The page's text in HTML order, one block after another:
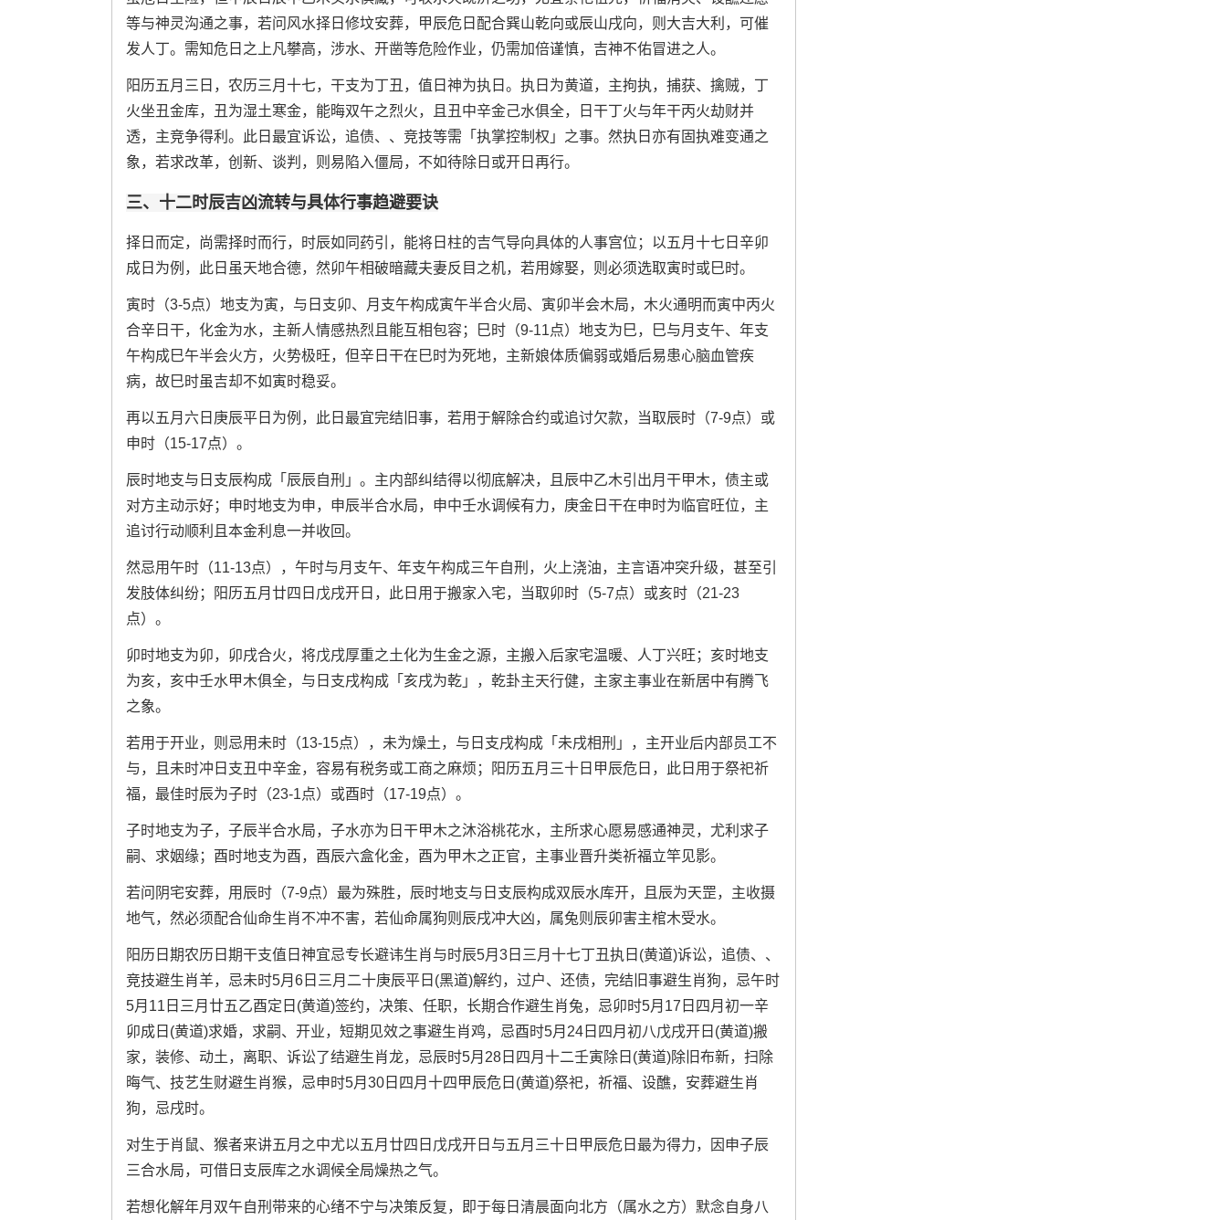
等与神灵沟通之事，若问风水择日修坟安葬，甲辰危日配合巽山乾向或辰山戌向，则大吉大利，可催
发人丁。需知危日之上凡攀高，涉水、开凿等危险作业，仍需加倍谨慎，吉神不佑冒进之人。
阳历五月三日，农历三月十七，干支为丁丑，值日神为执日。执日为黄道，主拘执，捕获、擒贼，丁
火坐丑金库，丑为湿土寒金，能晦双午之烈火，且丑中辛金己水俱全，日干丁火与年干丙火劫财并
透，主竞争得利。此日最宜诉讼，追债、、竞技等需「执掌控制权」之事。然执日亦有固执难变通之
象，若求改革，创新、谈判，则易陷入僵局，不如待除日或开日再行。
三、十二时辰吉凶流转与具体行事趋避要诀
择日而定，尚需择时而行，时辰如同药引，能将日柱的吉气导向具体的人事宫位；以五月十七日辛卯
成日为例，此日虽天地合德，然卯午相破暗藏夫妻反目之机，若用嫁娶，则必须选取寅时或巳时。
寅时（3-5点）地支为寅，与日支卯、月支午构成寅午半合火局、寅卯半会木局，木火通明而寅中丙火
合辛日干，化金为水，主新人情感热烈且能互相包容；巳时（9-11点）地支为巳，巳与月支午、年支
午构成巳午半会火方，火势极旺，但辛日干在巳时为死地，主新娘体质偏弱或婚后易患心脑血管疾
病，故巳时虽吉却不如寅时稳妥。
再以五月六日庚辰平日为例，此日最宜完结旧事，若用于解除合约或追讨欠款，当取辰时（7-9点）或
申时（15-17点）。
辰时地支与日支辰构成「辰辰自刑」。主内部纠结得以彻底解决，且辰中乙木引出月干甲木，债主或
对方主动示好；申时地支为申，申辰半合水局，申中壬水调候有力，庚金日干在申时为临官旺位，主
追讨行动顺利且本金利息一并收回。
然忌用午时（11-13点），午时与月支午、年支午构成三午自刑，火上浇油，主言语冲突升级，甚至引
发肢体纠纷；阳历五月廿四日戊戌开日，此日用于搬家入宅，当取卯时（5-7点）或亥时（21-23
点）。
卯时地支为卯，卯戌合火，将戊戌厚重之土化为生金之源，主搬入后家宅温暖、人丁兴旺；亥时地支
为亥，亥中壬水甲木俱全，与日支戌构成「亥戌为乾」，乾卦主天行健，主家主事业在新居中有腾飞
之象。
若用于开业，则忌用未时（13-15点），未为燥土，与日支戌构成「未戌相刑」，主开业后内部员工不
与，且未时冲日支丑中辛金，容易有税务或工商之麻烦；阳历五月三十日甲辰危日，此日用于祭祀祈
福，最佳时辰为子时（23-1点）或酉时（17-19点）。
子时地支为子，子辰半合水局，子水亦为日干甲木之沐浴桃花水，主所求心愿易感通神灵，尤利求子
嗣、求姻缘；酉时地支为酉，酉辰六盒化金，酉为甲木之正官，主事业晋升类祈福立竿见影。
若问阴宅安葬，用辰时（7-9点）最为殊胜，辰时地支与日支辰构成双辰水库开，且辰为天罡，主收摄
地气，然必须配合仙命生肖不冲不害，若仙命属狗则辰戌冲大凶，属兔则辰卯害主棺木受水。
阳历日期农历日期干支值日神宜忌专长避讳生肖与时辰5月3日 三月十七丁丑执日(黄道)诉讼，追债、、
竞技避生肖羊，忌未时5月6日三月二十庚辰平日(黑道)解约，过户、还债，完结旧事避生肖狗，忌午时
5月11日三月廿五乙酉定日(黄道)签约，决策、任职，长期合作避生肖兔，忌卯时5月17日四月初一辛
卯成日(黄道)求婚，求嗣、开业，短期见效之事避生肖鸡，忌酉时5月24日四月初八戊戌开日(黄道)搬
家，装修、动土，离职、诉讼了结避生肖龙，忌辰时5月28日四月十二壬寅除日(黄道)除旧布新，扫除
晦气、技艺生财避生肖猴，忌申时5月30日四月十四 甲辰危日(黄道)祭祀，祈福、设醮，安葬避生肖
狗，忌戌时。
对生于肖鼠、猴者来讲五月之中尤以五月廿四日戊戌开日与五月三十日甲辰危日最为得力，因申子辰
三合水局，可借日支辰库之水调候全局燥热之气。
若想化解年月双午自刑带来的心绪不宁与决策反复，即于每日清晨面向北方（属水之方）默念自身八